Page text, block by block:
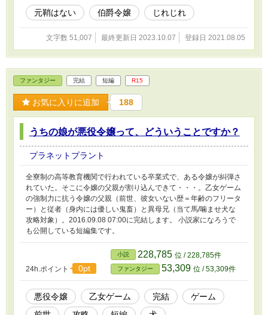
元鞘はない 伯爵令嬢 じれじれ
文字数 51,007 最終更新日 2023.10.07 登録日 2021.08.05
ファンタジー 完結 短編 R15
お気に入りに追加 188
うちの娘が悪役令嬢って、どういうことですか？
プラネットプラント
全寮制の高等教育機関で行われている卒業式で、ある令嬢が糾弾さ
れていた。そこに令嬢の父親が割り込んできて・・・。乙女ゲーム
の強制力に抗う令嬢の父親（前世、彼女いない歴＝年齢のフリータ
ー）と従者（身内には優しい鬼畜）と異母兄（当て馬/噛ませ犬な
攻略対象）。2016.09.08 07:00に完結します。 小説家になろうで
も公開している短編集です。
24h.ポイント 0pt
小説 228,785 位 / 228,785件
ファンタジー 53,309 位 / 53,309件
悪役令嬢 乙女ゲーム 完結
ゲーム